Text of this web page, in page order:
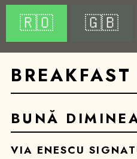
🇷🇴 🇬🇧
BUNĂ
VIA ENESCU